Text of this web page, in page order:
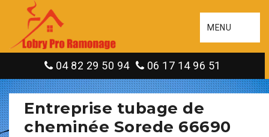
MENU
04 82 29 50 94 06 17 14 96 51
Entreprise tubage de
cheminée Sorede 66690